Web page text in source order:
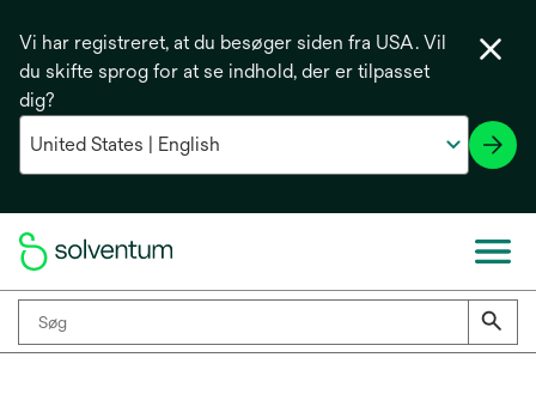
Vi har registreret, at du besøger siden fra USA. Vil
du skifte sprog for at se indhold, der er tilpasset
dig?